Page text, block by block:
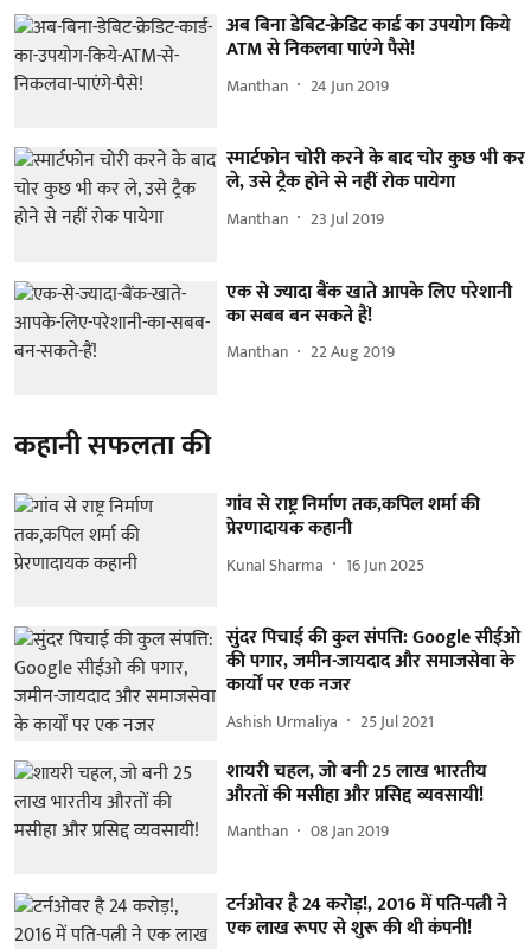
अब बिना डेबिट-क्रेडिट कार्ड का उपयोग किये
ATM से निकलवा पाएंगे पैसे!
Manthan 24 Jun 2019
स्मार्टफोन चोरी करने के बाद चोर कुछ भी कर
ले, उसे ट्रैक होने से नहीं रोक पायेगा
Manthan 23 Jul 2019
एक से ज्यादा बैंक खाते आपके लिए परेशानी
का सबब बन सकते हैं!
Manthan 22 Aug 2019
कहानी सफलता की
गांव से राष्ट्र निर्माण तक,कपिल शर्मा की
प्रेरणादायक कहानी
Kunal Sharma 16 Jun 2025
सुंदर पिचाई की कुल संपत्ति: Google सीईओ
की पगार, जमीन-जायदाद और समाजसेवा के
कार्यों पर एक नजर
Ashish Urmaliya 25 Jul 2021
शायरी चहल, जो बनी 25 लाख भारतीय
औरतों की मसीहा और प्रसिद्द व्यवसायी!
Manthan 08 Jan 2019
टर्नओवर है 24 करोड़!, 2016 में पति-पत्नी ने
एक लाख रूपए से शुरू की थी कंपनी!